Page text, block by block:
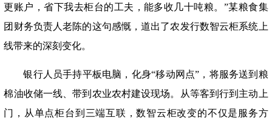
更账户，省下我去柜台的工夫，能多收几十吨粮。 ”某粮食集
团财务负责人老陈的这句感慨，道出了农发行数智云柜系统上
线带来的深刻变化。
银行人员手持平板电脑，化身“移动网点” ，将服务送到粮
棉油收储一线、带到农业农村建设现场。从等客到行到主动上
门，从单点柜台到三端互联，数智云柜改变的不仅是服务方